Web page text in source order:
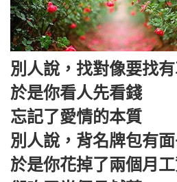
別人說，找對像要找
於是你看人先看錢
忘記了愛情的本質
別人說，背名牌包有
於是你花掉了兩個月